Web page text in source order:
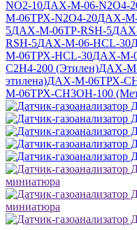
NO2-10ДАХ-М-06-N2O4-
М-06ТРХ-N2O4-20ДАХ-М-
5ДАХ-М-06ТР-RSH-5
RSH-5ДАХ-М-06-HCL-30
М-06ТРХ-HCL-30ДАХ-М-
C2H4-200 (Этилен)ДАХ-М-
этилена)ДАХ-М-06ТРХ-
М-06ТРХ-CH3OH-100